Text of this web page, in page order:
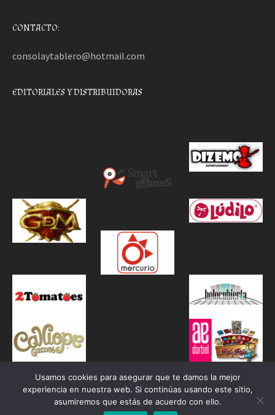
CONTACTO:
consolaytablero@hotmail.com
EDITORIALES Y DISTRIBUIDORAS
Usamos cookies para asegurar que te damos la mejor
experiencia en nuestra web. Si continúas usando este sitio,
asumiremos que estás de acuerdo con ello.